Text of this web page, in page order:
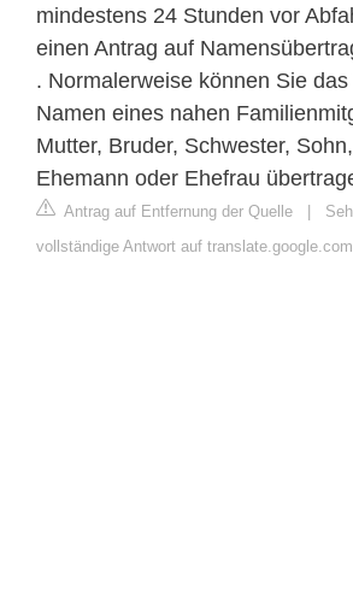
mindestens 24 Stunden vor
einen Antrag auf
. Normalerweise können Sie
Namen eines nahen
Mutter, Bruder, Schwester,
Ehemann oder Ehefrau
Antrag auf Entfernung der Quelle |
vollständige Antwort auf